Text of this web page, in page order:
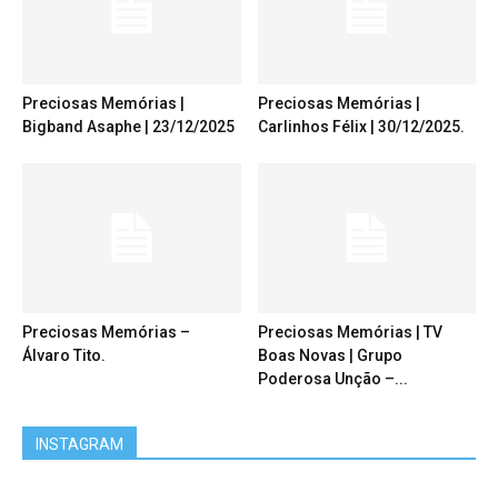
Preciosas Memórias |
Bigband Asaphe | 23/12/2025
Preciosas Memórias |
Carlinhos Félix | 30/12/2025.
Preciosas Memórias –
Álvaro Tito.
Preciosas Memórias | TV
Boas Novas | Grupo
Poderosa Unção –...
INSTAGRAM